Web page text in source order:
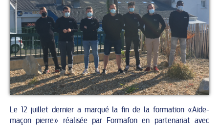
Le 12 juillet dernier a marqué la fin de la formation «Aide-
maçon pierre» réalisée par Formafon en partenariat avec